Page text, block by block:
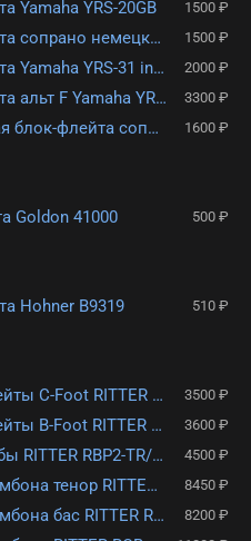
Yamaha YRS-20GB 1500 ₽
Блок-флейта сопрано немецкая система Yamaha YRS-20GG 1500 ₽
Блок-флейта Yamaha YRS-31 in C 2000 ₽
Блок-флейта альт F Yamaha YRA-27III 3300 ₽
Поперечная блок-флейта сопрано Yamaha YRF-21 1600 ₽
Goldon 41000 500 ₽
Hohner B9319 510 ₽
Чехол для флейты C-Foot RITTER RBS7D-FC/MGB 3500 ₽
Чехол для флейты B-Foot RITTER RBS7D-FB/MGB 3600 ₽
Чехол для трубы RITTER RBP2-TR/BRD 4500 ₽
Чехол для тромбона тенор RITTER RBS7-TB/MGB 8450 ₽
Чехол для тромбона бас RITTER RBS7-BT/BDT 8200 ₽